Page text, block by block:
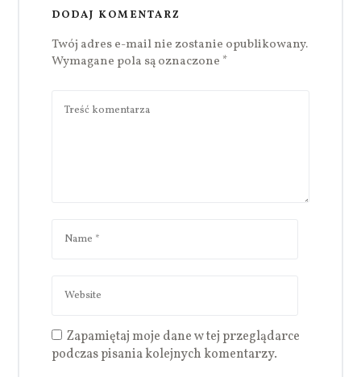
DODAJ KOMENTARZ
Twój adres e-mail nie zostanie opublikowany.
Wymagane pola są oznaczone *
Zapamiętaj moje dane w tej przeglądarce
podczas pisania kolejnych komentarzy.